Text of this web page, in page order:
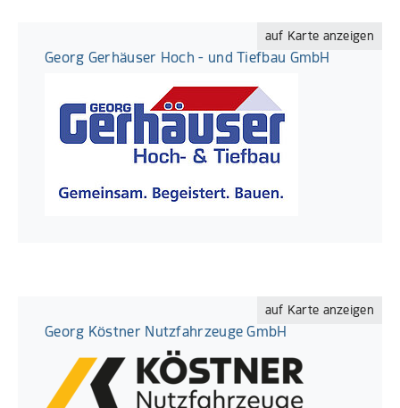
auf Karte anzeigen
Georg Gerhäuser Hoch - und Tiefbau GmbH
auf Karte anzeigen
Georg Köstner Nutzfahrzeuge GmbH